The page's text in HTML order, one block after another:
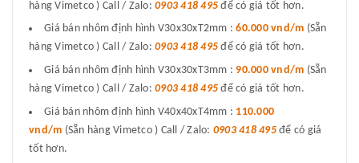
hàng Vimetco ) Call / Zalo: 0903 418 495 để có giá tốt hơn.
Giá bán nhôm định hình V30x30xT2mm :60.000 vnd/m (Sẵn
hàng Vimetco ) Call / Zalo: 0903 418 495 để có giá tốt hơn.
Giá bán nhôm định hình V30x30xT3mm :90.000 vnd/m (Sẵn
hàng Vimetco ) Call / Zalo: 0903 418 495 để có giá tốt hơn.
Giá bán nhôm định hình V40x40xT4mm : 110.000
vnd/m (Sẵn hàng Vimetco ) Call / Zalo: 0903 418 495để có giá
tốt hơn.